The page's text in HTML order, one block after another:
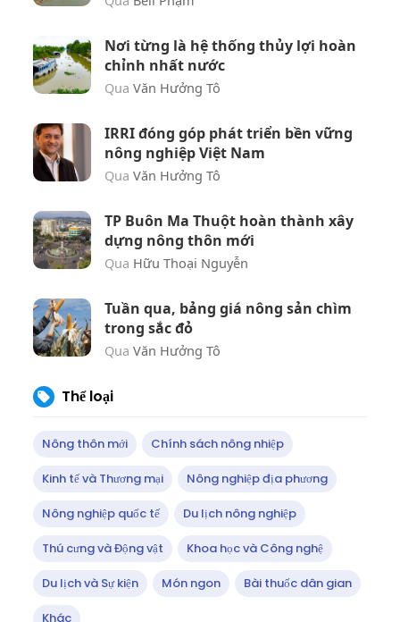
Nơi từng là hệ thống thủy lợi hoàn
chỉnh nhất nước
Qua Văn Hưởng Tô
IRRI đóng góp phát triển bền vững
nông nghiệp Việt Nam
Qua Văn Hưởng Tô
TP Buôn Ma Thuột hoàn thành xây
dựng nông thôn mới
Qua Hữu Thoại Nguyễn
Tuần qua, bảng giá nông sản chìm
trong sắc đỏ
Qua Văn Hưởng Tô
Thể loại
Nông thôn mới Chính sách nông nhiệp
Kinh tế và Thương mại Nông nghiệp địa phương
Nông nghiệp quốc tế Du lịch nông nghiệp
Thú cưng và Động vật Khoa học và Công nghệ
Du lịch và Sự kiện Món ngon Bài thuốc dân gian
Khác